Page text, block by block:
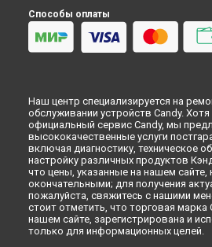
Способы оплаты
Наш центр специализируется на
обслуживании устройств Candy.
официальный сервис Candy, мы
высококачественные услуги
включая диагностику, техническое
настройку различных продуктов
что цены, указанные на нашем сайте,
окончательными; для получения
пожалуйста, свяжитесь с нашими
стоит отметить, что торговая марка
нашем сайте, зарегистрирована и
только для информационных целей.